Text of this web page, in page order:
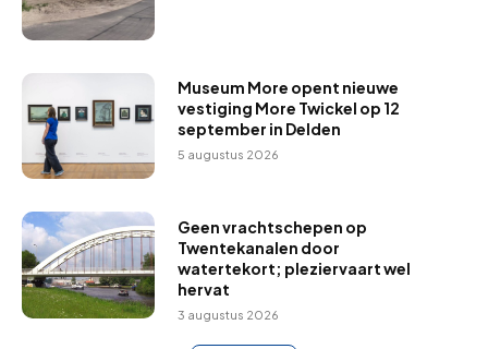
Museum More opent nieuwe
vestiging More Twickel op 12
september in Delden
5 augustus 2026
Geen vrachtschepen op
Twentekanalen door
watertekort; pleziervaart wel
hervat
3 augustus 2026